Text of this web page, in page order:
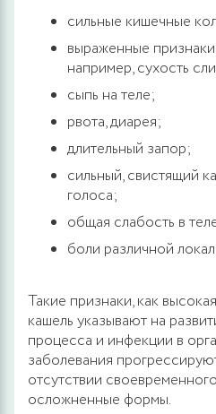
сильные кишечные
выраженные
например, сухость
сыпь на теле;
рвота, диарея;
длительный запор;
сильный, свистящий
голоса;
общая слабость в
боли различной
Такие признаки, как
кашель указывают на
процесса и инфекции в
заболевания
отсутствии
осложненные формы.